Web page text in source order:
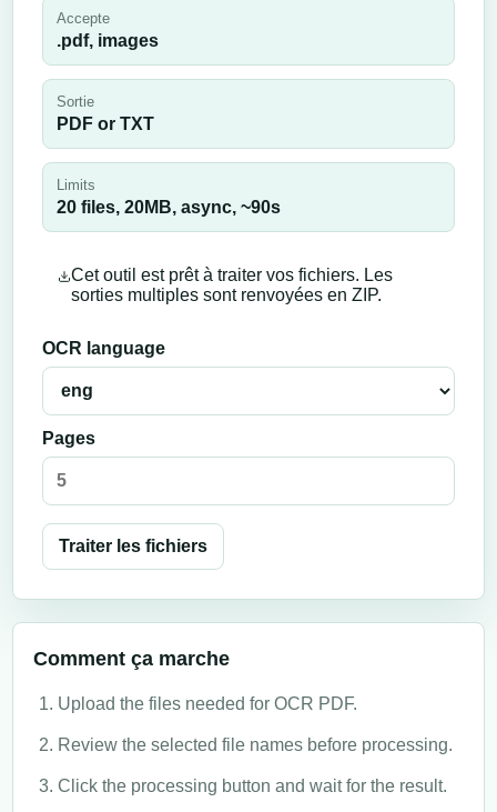
Accepte
.pdf, images
Sortie
PDF or TXT
Limits
20 files, 20MB, async, ~90s
Cet outil est prêt à traiter vos fichiers. Les
sorties multiples sont renvoyées en ZIP.
OCR language
Pages
Traiter les fichiers
Comment ça marche
Upload the files needed for OCR PDF.
Review the selected file names before processing.
Click the processing button and wait for the result.